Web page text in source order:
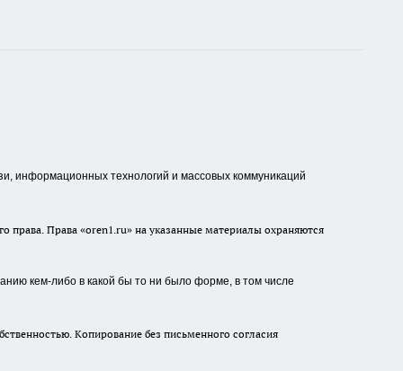
информационных технологий и массовых коммуникаций
Права «oren1.ru» на указанные материалы охраняются
кем-либо в какой бы то ни было форме, в том числе
Копирование без письменного согласия